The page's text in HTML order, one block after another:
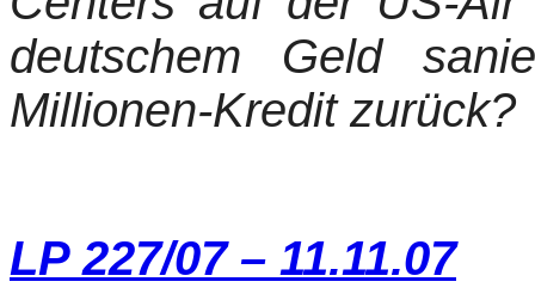
deutschem Geld
Millionen-Kredit zurück?
LP 227/07 – 11.11.07